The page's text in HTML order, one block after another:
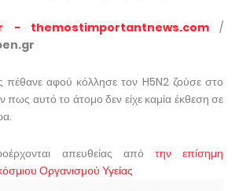
- themostimportantnews.com/
πέθανε αφού κόλλησε τον H5N2 ζούσε στο
πως αυτό το άτομο δεν είχε καμία έκθεση σε
απευθείας από την επίσημη
Οργανισμού Υγείας